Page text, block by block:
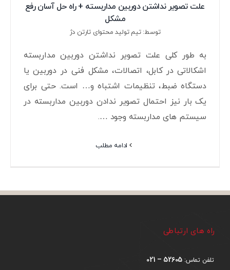
علت تصویر نداشتن دوربین مداربسته + راه حل آسان رفع
مشکل
توسط: تیم تولید محتوای تارتن دژ
به طور کلی علت تصویر نداشتن دوربین مداربسته
اشکالاتی در کابل، اتصالات، مشکل فنی در دوربین یا
دستگاه ضبط، تنظیمات اشتباه و… است. حتی برای
یک بار نیز احتمال تصویر ندادن دوربین مداربسته در
سیستم های مداربسته وجود ….
ادامه مطلب
راه های ارتباطی
تلفن تماس: 52605 – 021